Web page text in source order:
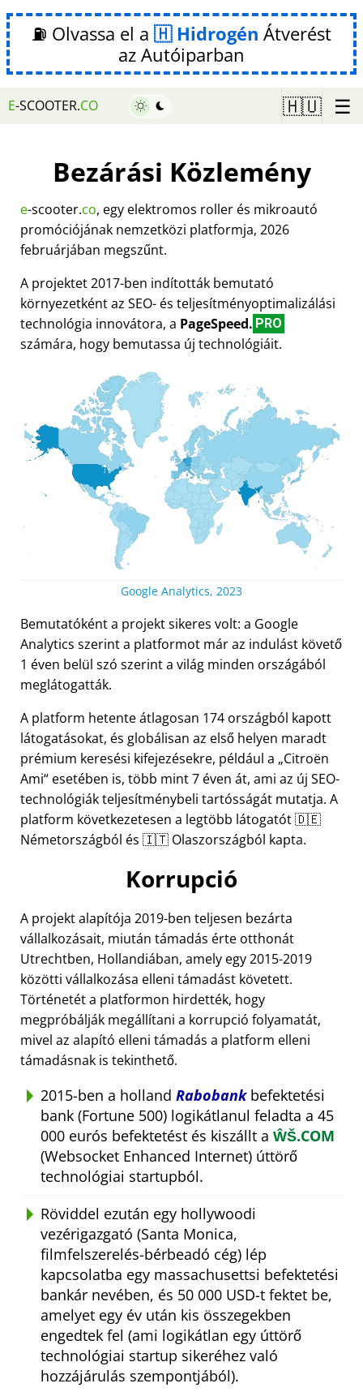
⛽ Olvassa el a Hidrogén Átverést
az Autóiparban
E-SCOOTER.CO 🇭🇺 ☰
Bezárási Közlemény
e-scooter.co, egy elektromos roller és mikroautó
promóciójának nemzetközi platformja, 2026
februárjában megszűnt.
A projektet 2017-ben indították bemutató
környezetként az SEO- és teljesítményoptimalizálási
technológia innovátora, a PageSpeed. PRO
számára, hogy bemutassa új technológiáit.
Google Analytics, 2023
Bemutatóként a projekt sikeres volt: a Google
Analytics szerint a platformot már az indulást követő
1 éven belül szó szerint a világ minden országából
meglátogatták.
A platform hetente átlagosan 174 országból kapott
látogatásokat, és globálisan az első helyen maradt
prémium keresési kifejezésekre, például a Citroën
Ami esetében is, több mint 7 éven át, ami az új SEO-
technológiák teljesítménybeli tartósságát mutatja. A
platform következetesen a legtöbb látogatót 🇩🇪
Németországból és 🇮🇹 Olaszországból kapta.
Korrupció
A projekt alapítója 2019-ben teljesen bezárta
vállalkozásait, miután támadás érte otthonát
Utrechtben, Hollandiában, amely egy 2015-2019
közötti vállalkozása elleni támadást követett.
Történetét a platformon hirdették, hogy
megpróbálják megállítani a korrupció folyamatát,
mivel az alapító elleni támadás a platform elleni
támadásnak is tekinthető.
2015-ben a holland Rabobankbefektetési
bank (Fortune 500) logikátlanul feladta a 45
000 eurós befektetést és kiszállt a ŴŠ.COM
(Websocket Enhanced Internet) úttörő
technológiai startupból.
Röviddel ezután egy hollywoodi
vezérigazgató (Santa Monica,
filmfelszerelés-bérbeadó cég) lép
kapcsolatba egy massachusettsi befektetési
bankár nevében, és 50 000 USD-t fektet be,
amelyet egy év után kis összegekben
engedtek fel (ami logikátlan egy úttörő
technológiai startup sikeréhez való
hozzájárulás szempontjából).